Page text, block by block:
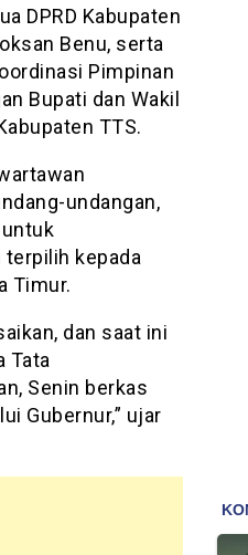
DPRD Kabupaten
Benu, serta
Pimpinan
Bupati dan Wakil
TTS.
undangan,
terpilih kepada
Timur.
dan saat ini
Tata
Senin berkas
Gubernur,” ujar